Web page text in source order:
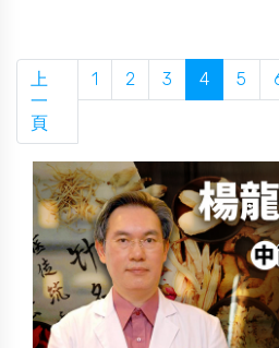
上
一
頁
1 2 3 4 5